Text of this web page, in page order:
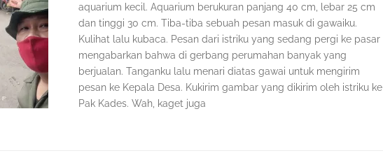
aquarium kecil. Aquarium berukuran panjang 40 cm, lebar 25 cm
dan tinggi 30 cm. Tiba-tiba sebuah pesan masuk di gawaiku.
Kulihat lalu kubaca. Pesan dari istriku yang sedang pergi ke pasar
mengabarkan bahwa di gerbang perumahan banyak yang
berjualan. Tanganku lalu menari diatas gawai untuk mengirim
pesan ke Kepala Desa. Kukirim gambar yang dikirim oleh istriku ke
Pak Kades. Wah, kaget juga